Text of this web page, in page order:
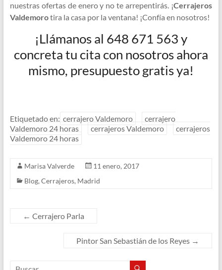
nuestras ofertas de enero y no te arrepentirás. ¡Cerrajeros
Valdemorotira la casa por la ventana! ¡Confía en nosotros!
¡Llámanos al 648 671 563 y
concreta tu cita con nosotros ahora
mismo, presupuesto gratis ya!
Etiquetado en: cerrajero Valdemoro
cerrajero
Valdemoro 24 horas
cerrajeros Valdemoro
cerrajeros
Valdemoro 24 horas
Marisa Valverde
11 enero, 2017
Blog, Cerrajeros, Madrid
← Cerrajero Parla
Pintor San Sebastián de los Reyes →